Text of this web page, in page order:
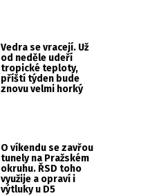
Vedra se vracejí. Už
od neděle udeří
tropické teploty,
příští týden bude
znovu velmi horký
O víkendu se zavřou
tunely na Pražském
okruhu. ŘSD toho
využije a opraví i
výtluky u D5